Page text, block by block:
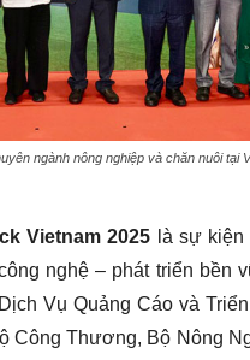
ngành nông nghiệp và chăn nuôi tại
Vietnam 2025 là sự
nghệ – phát triển bền
Vụ Quảng Cáo và
Công Thương, Bộ Nông